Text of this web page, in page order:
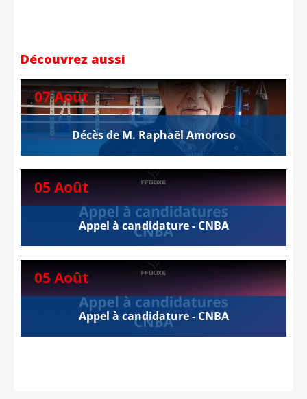
Découvrez aussi
07 Août
Décès de M. Raphaël Amoroso
05 Août
Appel à candidature - CNBA
05 Août
Appel à candidature - CNBA